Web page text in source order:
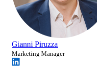
Gianni Piruzza
Marketing Manager